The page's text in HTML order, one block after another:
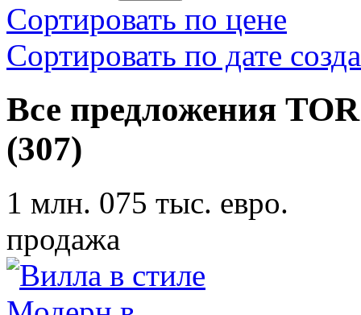
Сортировать по цене
Сортировать по дате
Все предложения
(307)
1 млн. 075 тыс. евро.
продажа